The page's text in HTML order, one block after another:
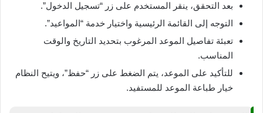
بعد التحقق، ينقر المستخدم على زر “تسجيل الدخول”.
التوجه إلى القائمة الرئيسية واختيار خدمة “المواعيد”.
تعبئة تفاصيل الموعد المرغوب بتحديد التاريخ والوقت
المناسب.
للتأكيد على الموعد، يتم الضغط على زر “حفظ”، ويتيح النظام
خيار طباعة الموعد للمستفيد.